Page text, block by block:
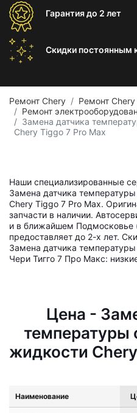
Гарантиядо 2 лет
Скидки постоянным
Ремонт Chery
Ремонт
Ремонт
Замена датчика
Chery Tiggo 7 Pro Max
Наши специализированные
Замена датчика
Chery Tiggo 7 Pro Max.
запчасти в наличии.
и в ближайшем Подмосковье
предоставляет до 2-х лет.
Замена датчика
Чери Тигго 7 Про Макс:
Цена -
жидкости
Наименование